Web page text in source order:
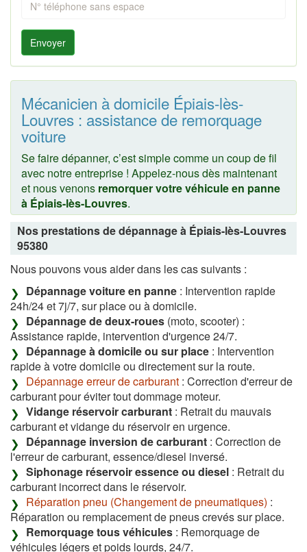
Envoyer
Mécanicien à domicile Épiais-lès-
Louvres : assistance de remorquage
voiture
Se faire dépanner, c’est simple comme un coup de fil
avec notre entreprise ! Appelez-nous dès maintenant
et nous venons remorquer votre véhicule en panne
à Épiais-lès-Louvres.
Nos prestations de dépannage à Épiais-lès-Louvres
95380
Nous pouvons vous aider dans les cas suivants :
Dépannage voiture en panne : Intervention rapide
24h/24 et 7j/7, sur place ou à domicile.
Dépannage de deux-roues (moto, scooter) :
Assistance rapide, intervention d'urgence 24/7.
Dépannage à domicile ou sur place : Intervention
rapide à votre domicile ou directement sur la route.
Dépannage erreur de carburant : Correction d'erreur de
carburant pour éviter tout dommage moteur.
Vidange réservoir carburant : Retrait du mauvais
carburant et vidange du réservoir en urgence.
Dépannage inversion de carburant : Correction de
l'erreur de carburant, essence/diesel inversé.
Siphonage réservoir essence ou diesel : Retrait du
carburant incorrect dans le réservoir.
Réparation pneu (Changement de pneumatiques) :
Réparation ou remplacement de pneus crevés sur place.
Remorquage tous véhicules : Remorquage de
véhicules légers et poids lourds, 24/7.